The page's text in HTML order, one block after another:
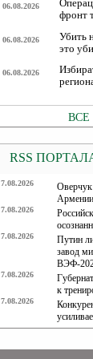
06.08.2026
фронт
06.08.2026
Убить
это
06.08.2026
ВСЕ
RSS
7.08.2026
Армении
7.08.2026
7.08.2026
Путин
завод
ВЭФ-
7.08.2026
к
7.08.2026